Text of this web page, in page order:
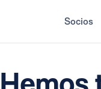
Socios